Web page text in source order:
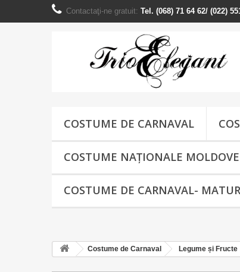
Contactaţi-ne gratuit: Tel. (068) 71 64 62/ (022)
COSTUME DE CARNAVAL
COSTUME NAŢIONALE
COSTUME DE CARNAVAL-
Costume de Carnaval Legume și Fructe